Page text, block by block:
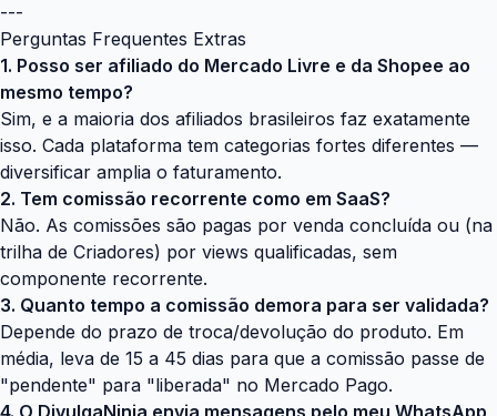
---
Perguntas Frequentes Extras
1. Posso ser afiliado do Mercado Livre e da Shopee ao
mesmo tempo?
Sim, e a maioria dos afiliados brasileiros faz exatamente
isso. Cada plataforma tem categorias fortes diferentes —
diversificar amplia o faturamento.
2. Tem comissão recorrente como em SaaS?
Não. As comissões são pagas por venda concluída ou (na
trilha de Criadores) por views qualificadas, sem
componente recorrente.
3. Quanto tempo a comissão demora para ser validada?
Depende do prazo de troca/devolução do produto. Em
média, leva de 15 a 45 dias para que a comissão passe de
"pendente" para "liberada" no Mercado Pago.
4. O DivulgaNinja envia mensagens pelo meu WhatsApp